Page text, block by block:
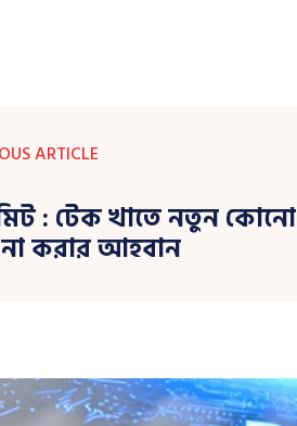
ARTICLE
: টেক খাতে নতুন কোনো
করার আহবান